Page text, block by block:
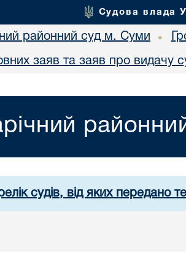
Судова влада
районний суд м. Суми •
заяв та заяв про видачу
судів, від яких передано